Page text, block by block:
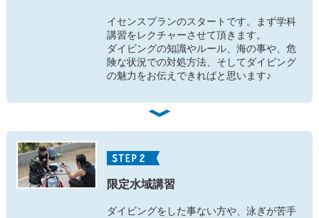
イセンスプランのスタートです。まず学科
講習をレクチャーさせて頂きます。
ダイビングの知識やルール、海の事や、危
険な状況での対処方法、そしてダイビング
の魅力をお伝えできればと思います♪
限定水域講習
ダイビングをした事ない方や、泳ぎが苦手